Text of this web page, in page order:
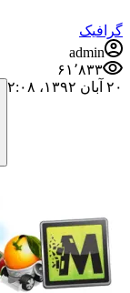
گرافیک
admin
۶۱٬۸۳۳
۲۰ آبان ۱۳۹۲،‏ ۲:۰۸